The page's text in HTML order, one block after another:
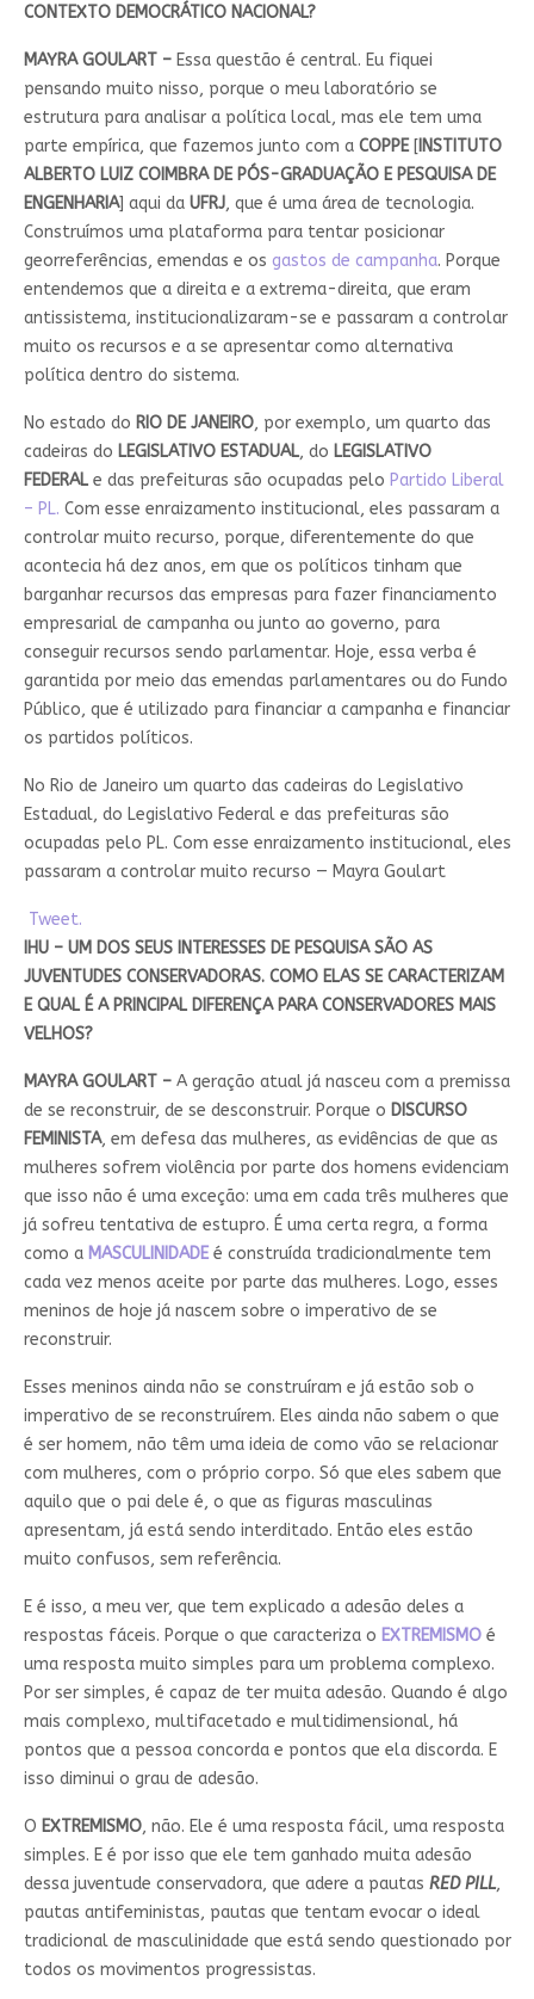
CONTEXTO DEMOCRÁTICO NACIONAL?
MAYRA GOULART –Essa questão é central. Eu fiquei
pensando muito nisso, porque o meu laboratório se
estrutura para analisar a política local, mas ele tem uma
parte empírica, que fazemos junto com a COPPE[INSTITUTO
ALBERTO LUIZ COIMBRA DE PÓS-GRADUAÇÃO E PESQUISA DE
ENGENHARIA] aqui da UFRJ, que é uma área de tecnologia.
Construímos uma plataforma para tentar posicionar
georreferências, emendas e os gastos de campanha. Porque
entendemos que a direita e a extrema-direita, que eram
antissistema, institucionalizaram-se e passaram a controlar
muito os recursos e a se apresentar como alternativa
política dentro do sistema.
No estado do RIO DE JANEIRO, por exemplo, um quarto das
cadeiras do LEGISLATIVO ESTADUAL, do LEGISLATIVO
FEDERALe das prefeituras são ocupadas pelo Partido Liberal
– PL. Com esse enraizamento institucional, eles passaram a
controlar muito recurso, porque, diferentemente do que
acontecia há dez anos, em que os políticos tinham que
barganhar recursos das empresas para fazer financiamento
empresarial de campanha ou junto ao governo, para
conseguir recursos sendo parlamentar. Hoje, essa verba é
garantida por meio das emendas parlamentares ou do Fundo
Público, que é utilizado para financiar a campanha e financiar
os partidos políticos.
No Rio de Janeiro um quarto das cadeiras do Legislativo
Estadual, do Legislativo Federal e das prefeituras são
ocupadas pelo PL. Com esse enraizamento institucional, eles
passaram a controlar muito recurso — Mayra Goulart
Tweet.
IHU – UM DOS SEUS INTERESSES DE PESQUISA SÃO AS
JUVENTUDES CONSERVADORAS. COMO ELAS SE CARACTERIZAM
E QUAL É A PRINCIPAL DIFERENÇA PARA CONSERVADORES MAIS
VELHOS?
MAYRA GOULART –A geração atual já nasceu com a premissa
de se reconstruir, de se desconstruir. Porque o DISCURSO
FEMINISTA, em defesa das mulheres, as evidências de que as
mulheres sofrem violência por parte dos homens evidenciam
que isso não é uma exceção: uma em cada três mulheres que
já sofreu tentativa de estupro. É uma certa regra, a forma
como a MASCULINIDADEé construída tradicionalmente tem
cada vez menos aceite por parte das mulheres. Logo, esses
meninos de hoje já nascem sobre o imperativo de se
reconstruir.
Esses meninos ainda não se construíram e já estão sob o
imperativo de se reconstruírem. Eles ainda não sabem o que
é ser homem, não têm uma ideia de como vão se relacionar
com mulheres, com o próprio corpo. Só que eles sabem que
aquilo que o pai dele é, o que as figuras masculinas
apresentam, já está sendo interditado. Então eles estão
muito confusos, sem referência.
E é isso, a meu ver, que tem explicado a adesão deles a
respostas fáceis. Porque o que caracteriza o EXTREMISMOé
uma resposta muito simples para um problema complexo.
Por ser simples, é capaz de ter muita adesão. Quando é algo
mais complexo, multifacetado e multidimensional, há
pontos que a pessoa concorda e pontos que ela discorda. E
isso diminui o grau de adesão.
O EXTREMISMO, não. Ele é uma resposta fácil, uma resposta
simples. E é por isso que ele tem ganhado muita adesão
dessa juventude conservadora, que adere a pautas RED PILL,
pautas antifeministas, pautas que tentam evocar o ideal
tradicional de masculinidade que está sendo questionado por
todos os movimentos progressistas.